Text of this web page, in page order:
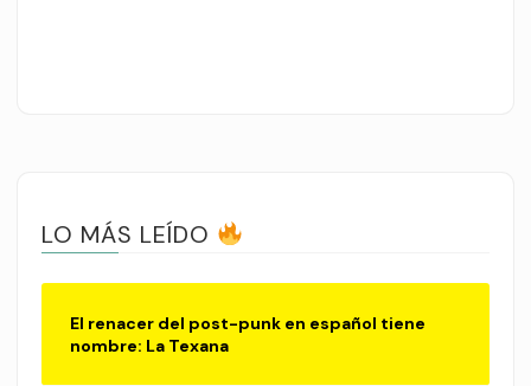
LO MÁS LEÍDO
El renacer del post-punk en español tiene
nombre: La Texana